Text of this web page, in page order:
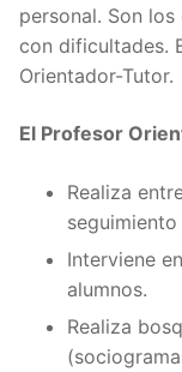
personal. Son
con dificultades.
Orientador-Tutor.
El Profesor
Realiza
Interviene
alumnos.
Realiza